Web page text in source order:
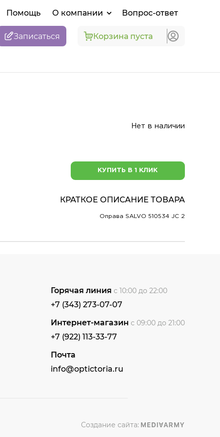
Помощь О компании Вопрос-ответ
Записаться Корзина пуста
Нет в наличии
КУПИТЬ В 1 КЛИК
КРАТКОЕ ОПИСАНИЕ ТОВАРА
Оправа SALVO 510534 JC 2
Горячая линия с 10:00 до 22:00
+7 (343) 273-07-07
Интернет-магазин с 09:00 до 21:00
+7 (922) 113-33-77
Почта
info@optictoria.ru
Создание сайта: